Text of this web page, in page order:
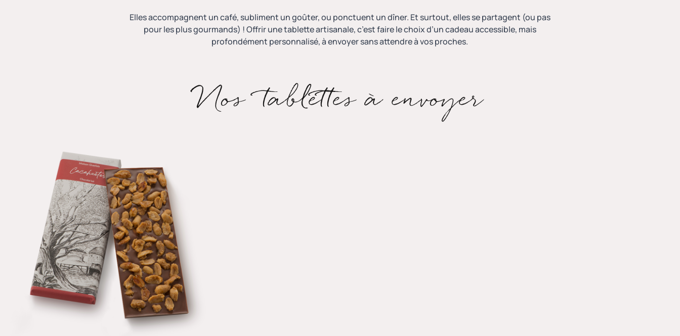
Elles accompagnent un café, subliment un goûter, ou ponctuent un dîner. Et surtout, elles se partagent (ou pas
pour les plus gourmands) ! Offrir une tablette artisanale, c’est faire le choix d’un cadeau accessible, mais
profondément personnalisé, à envoyer sans attendre à vos proches.
Nos tablettes à envoyer